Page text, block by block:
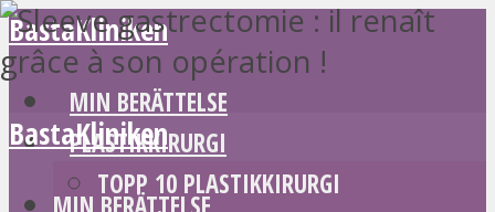
BastaKliniken
MIN BERÄTTELSE
PLASTIKKIRURGI
TOPP 10 PLASTIKKIRURGI
BastaKliniken